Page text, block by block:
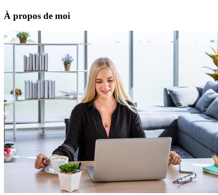
À propos de moi